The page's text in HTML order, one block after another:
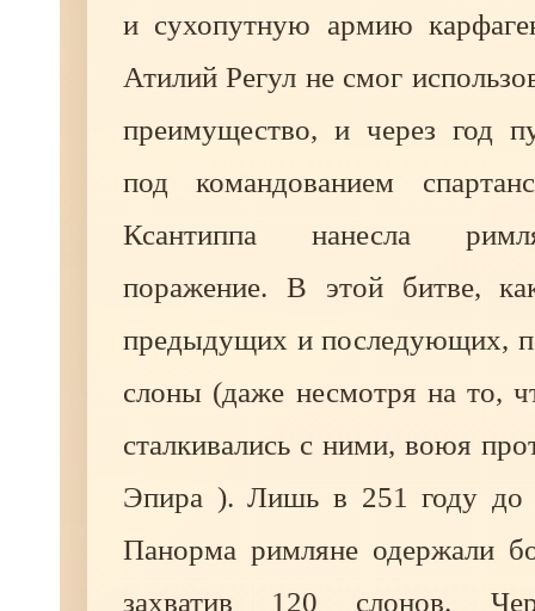
и сухопутную армию
Атилий Регул не смог
преимущество, и через год
под командованием
Ксантиппа нанесла
поражение. В этой битве,
предыдущих и последующих,
слоны (даже несмотря на то,
сталкивались с ними, воюя
Эпира ). Лишь в 251 году до
Панорма римляне одержали
захватив 120 слонов.